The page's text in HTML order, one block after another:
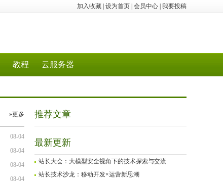
加入收藏 设为首页 会员中心 我要投稿
教程 云服务器
»更多
08-04
08-04
08-04
08-04
推荐文章
最新更新
站长大会：大模型安全视角下的技术探索与交流
站长技术沙龙：移动开发×运营新思潮